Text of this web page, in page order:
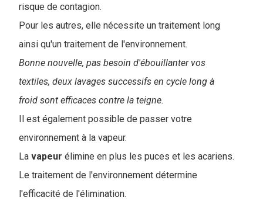
risque de contagion.
Pour les autres, elle nécessite un traitement long
ainsi qu'un traitement de l'environnement.
Bonne nouvelle, pas besoin d'ébouillanter vos
textiles, deux lavages successifs en cycle long à
froid sont efficaces contre la teigne.
Il est également possible de passer votre
environnement à la vapeur.
La vapeur élimine en plus les puces et les acariens.
Le traitement de l'environnement détermine
l'efficacité de l'élimination.